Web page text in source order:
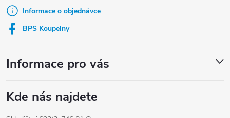
Informace o objednávce
BPS Koupelny
Informace pro vás
Kde nás najdete